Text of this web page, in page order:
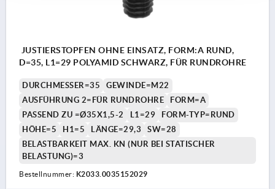
JUSTIERSTOPFEN OHNE EINSATZ, FORM:A RUND,
D=35, L1=29 POLYAMID SCHWARZ, FÜR RUNDROHRE
DURCHMESSER=35
GEWINDE=M22
AUSFÜHRUNG 2=FÜR RUNDROHRE
FORM=A
PASSEND ZU =Ø35X1,5-2
L1=29
FORM-TYP=RUND
HÖHE=5
H1=5 LÄNGE=29,3
SW=28
BELASTBARKEIT MAX. KN (NUR BEI STATISCHER
BELASTUNG)=3
Bestellnummer: K2033.0035152029